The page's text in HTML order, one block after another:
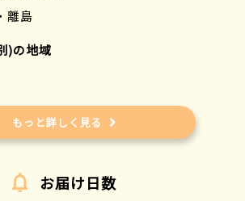
離島
)の地域
もっと詳しく見る
お届け日数